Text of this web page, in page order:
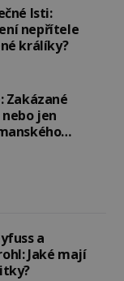
lsti:
nepřítele
králíky?
Zakázané
jen
a
Jaké mají